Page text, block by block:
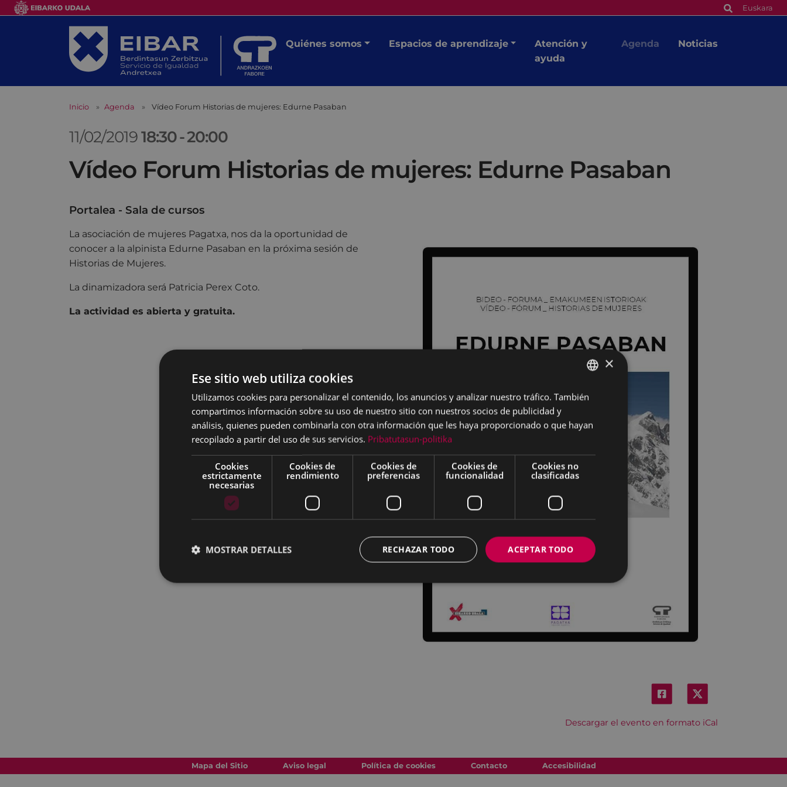
Euskara
Quiénes somos Espacios de aprendizaje
Atención y
ayuda
Agenda Noticias
Inicio Agenda Vídeo Forum Historias de mujeres: Edurne Pasaban
11/02/201918:30-20:00
Vídeo Forum Historias de mujeres: Edurne Pasaban
Portalea - Sala de cursos
Descargar el evento en formato iCal
La asociación de mujeres Pagatxa, nos da la oportunidad de
conocer a la alpinista Edurne Pasaban en la próxima sesión de
Historias de Mujeres.
La dinamizadora será Patricia Perex Coto.
La actividad es abierta y gratuita.
Mapa del Sitio Aviso legal Política de cookies Contacto Accesibilidad
BASQUE
×
Ese sitio web utiliza cookies
Utilizamos cookies para personalizar el contenido, los anuncios y analizar nuestro tráfico. También
compartimos información sobre su uso de nuestro sitio con nuestros socios de publicidad y
análisis, quienes pueden combinarla con otra información que les haya proporcionado o que hayan
recopilado a partir del uso de sus servicios. Pribatutasun-politika
Cookies
estrictamente
necesarias
Cookies de
rendimiento
Cookies de
preferencias
Cookies de
funcionalidad
Cookies no
clasificadas
ACEPTAR TODO
RECHAZAR TODO
MOSTRAR DETALLES